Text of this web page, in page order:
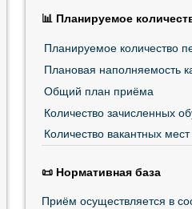
📊 Планируемое
Планируемое количество
Плановая наполняемость
Общий план приёма
Количество зачисленных
Количество вакантных мест
📜 Нормативная база
Приём осуществляется в